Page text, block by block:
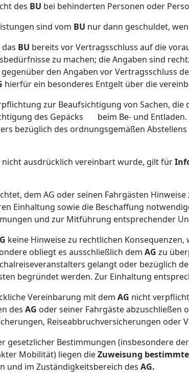
des BU bei behinderten Personen oder
sind vom BU nur dann geschuldet,
BU bereits vor Vertragsschluss auf die
zu machen; die Angaben sind
den Angaben vor Vertragsschluss
hierfür ein besonderes Entgelt über die
zur Beaufsichtigung von Sachen, die
des Gepäcks beim Be- und
bezüglich des ordnungsgemäßen
nicht ausdrücklich vereinbart wurde, gilt für
dem AG oder seinen Fahrgästen
Einhaltung sowie die Beschaffung
und zur Mitführung entsprechender
keine Hinweise zu rechtlichen
obliegt es ausschließlich dem AG zu
gelangt oder bezüglich
begründet werden. Zur Einhaltung
Vereinbarung mit dem AG nicht
des AG oder seiner Fahrgäste abzuschließen
Reiseabbruchversicherungen
gesetzlicher Bestimmungen (insbesondere
Mobilität) liegen dieZuweisung
und im Zuständigkeitsbereich des AG.